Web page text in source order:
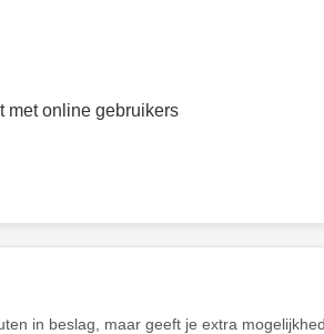
met online gebruikers
in beslag, maar geeft je extra